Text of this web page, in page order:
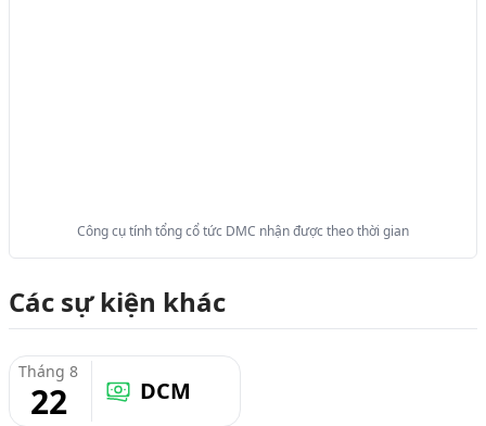
Công cụ tính tổng cổ tức DMC nhận được theo thời gian
Các sự kiện khác
Tháng 8
22 DCM